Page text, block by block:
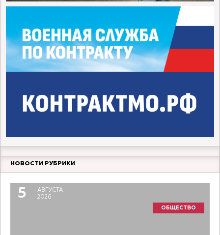
НОВОСТИ РУБРИКИ
5
АВГУСТА
2026
ОБЩЕСТВО